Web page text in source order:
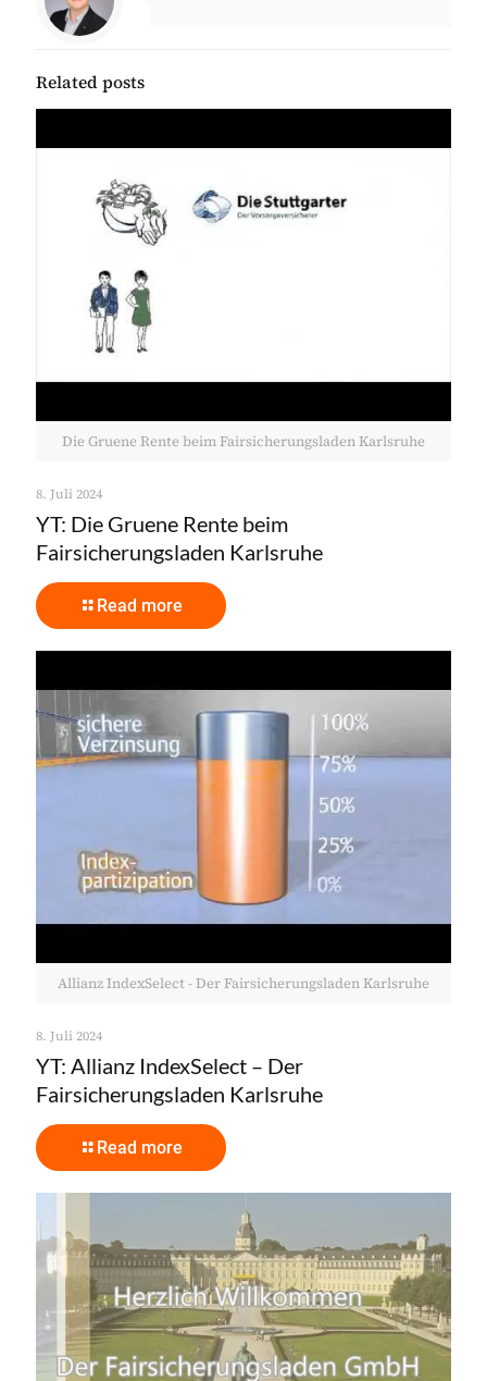
Related posts
Die Gruene Rente beim Fairsicherungsladen Karlsruhe
8. Juli 2024
YT: Die Gruene Rente beim
Fairsicherungsladen Karlsruhe
Read more
Allianz IndexSelect - Der Fairsicherungsladen Karlsruhe
8. Juli 2024
YT: Allianz IndexSelect – Der
Fairsicherungsladen Karlsruhe
Read more